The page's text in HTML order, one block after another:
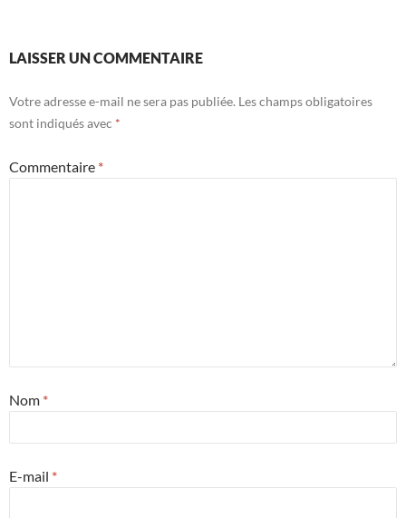
LAISSER UN COMMENTAIRE
Votre adresse e-mail ne sera pas publiée. Les champs obligatoires
sont indiqués avec *
Commentaire *
Nom *
E-mail *